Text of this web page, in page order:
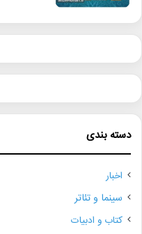
دسته بندی
اخبار
سینما و تئاتر
کتاب و ادبیات